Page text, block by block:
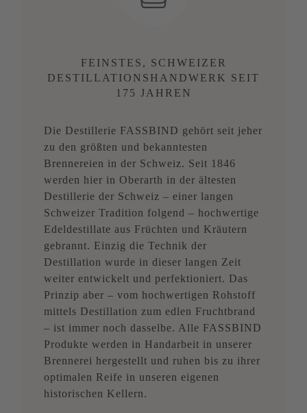
FEINSTES, SCHWEIZER
DESTILLATIONSHANDWERK SEIT
175 JAHREN
Die Destillerie FASSBIND gehört seit jeher
zu den größten und bekanntesten
Brennereien in der Schweiz. Seit 1846
werden hier in Oberarth in der ältesten
Destillerie der Schweiz – einer langen
Schweizer Tradition folgend – hochwertige
Edeldestillate aus Früchten und Kräutern
gebrannt. Einzig die Technik der
Destillation wurde in dieser langen Zeit
weiter entwickelt und perfektioniert. Das
Prinzip aber – vom hochwertigen Rohstoff
mittels Destillation zum edlen Fruchtbrand
– ist immer noch dasselbe. Alle FASSBIND
Produkte werden in Handarbeit in unserer
Brennerei hergestellt und ruhen bis zu ihrer
optimalen Reife in unseren eigenen
historischen Kellern.